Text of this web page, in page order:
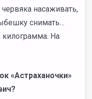
насаживать,
снимать…
На
«Астраханочки»